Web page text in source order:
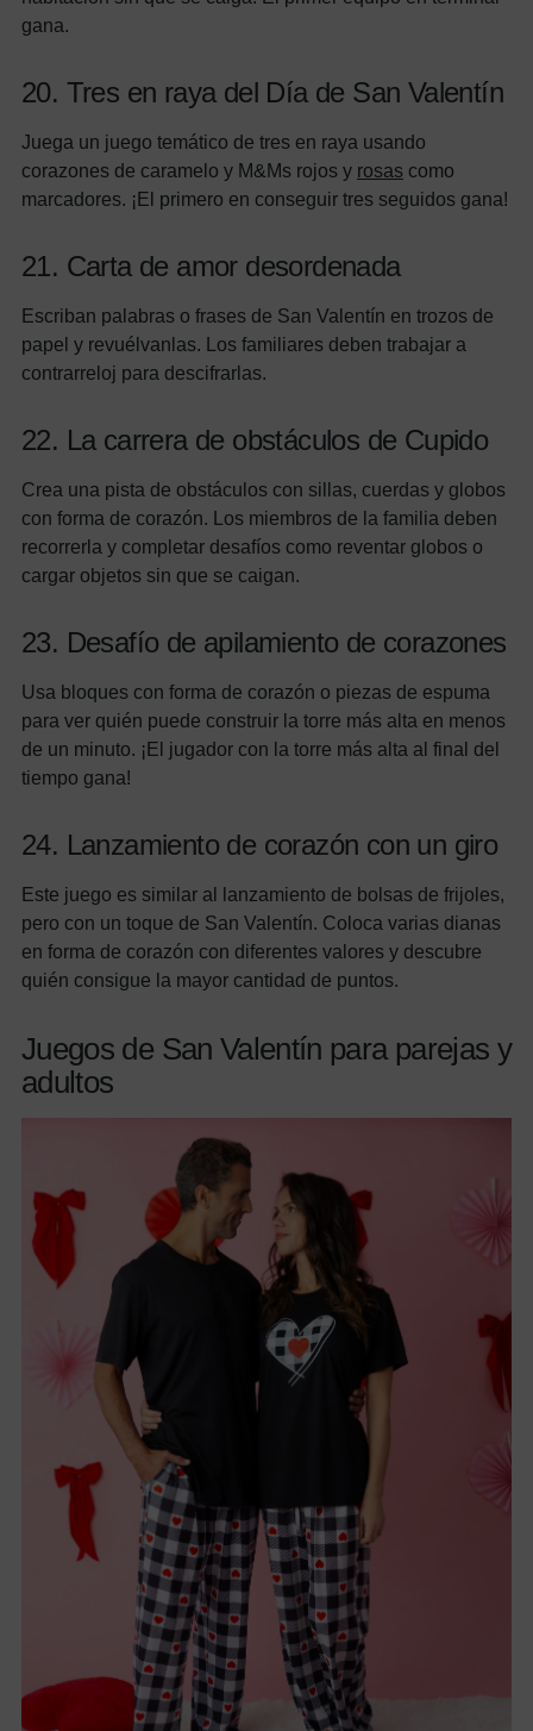
gana.
20. Tres en raya del Día de San Valentín
Juega un juego temático de tres en raya usando
corazones de caramelo y M&Ms rojos y rosas como
marcadores. ¡El primero en conseguir tres seguidos gana!
21. Carta de amor desordenada
Escriban palabras o frases de San Valentín en trozos de
papel y revuélvanlas. Los familiares deben trabajar a
contrarreloj para descifrarlas.
22. La carrera de obstáculos de Cupido
Crea una pista de obstáculos con sillas, cuerdas y globos
con forma de corazón. Los miembros de la familia deben
recorrerla y completar desafíos como reventar globos o
cargar objetos sin que se caigan.
23. Desafío de apilamiento de corazones
Usa bloques con forma de corazón o piezas de espuma
para ver quién puede construir la torre más alta en menos
de un minuto. ¡El jugador con la torre más alta al final del
tiempo gana!
24. Lanzamiento de corazón con un giro
Este juego es similar al lanzamiento de bolsas de frijoles,
pero con un toque de San Valentín. Coloca varias dianas
en forma de corazón con diferentes valores y descubre
quién consigue la mayor cantidad de puntos.
Juegos de San Valentín para parejas y
adultos